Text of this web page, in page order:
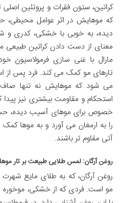
کراتین، ستون فقرات و پروتئین
که موهایش در اثر عوامل محیطی،
دیده، به خوبی با خشکی، کدری و
معنای از دست دادن کراتین
مارال با غنی سازی فرمولاسیون
تارهای مو کمک می کند. فرد پس از
می شود که موهایش نه تنها صاف
استحکام و مقاومت بیشتری نیز پیدا
خصوص برای موهای آسیب دیده،
را به ارمغان می آورد و به موها
آتی مقاوم تر باشند.
روغن آرگان: لمس طلایی طبیعت بر تار موها
روغن آرگان، که به طلای مایع شهرت
مو است. فردی که از خشکی، موخوره